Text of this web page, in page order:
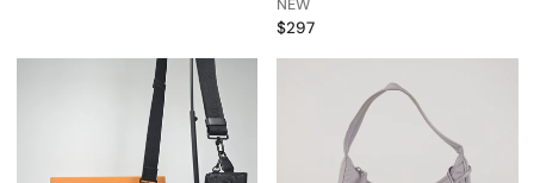
133016254 [p]
NEW
$297